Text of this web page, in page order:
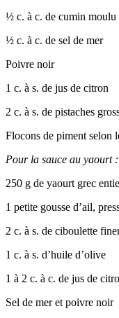
½ c. à c. de cumin moulu
½ c. à c. de sel de mer
Poivre noir
1 c. à s. de jus de citron
2 c. à s. de pistaches
Flocons de piment selon
Pour la sauce au yaourt :
250 g de yaourt grec
1 petite gousse d’ail,
2 c. à s. de ciboulette
1 c. à s. d’huile d’olive
1 à 2 c. à c. de jus de
Sel de mer et poivre noir